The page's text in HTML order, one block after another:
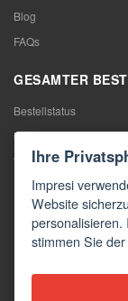
Blog
FAQs
GESAMTER
Bestellstatus
Meine Bestellung
Warentausch
Rücktritt vom Vertrag
Reklamation
KONTAKTE
Kontakte
Ihre
Impresi
Website
personalisieren.
stimmen Sie